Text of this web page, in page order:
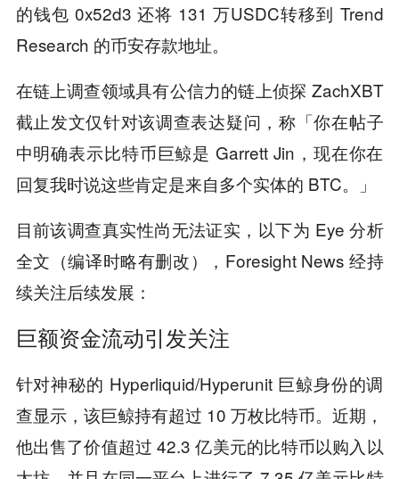
的钱包 0x52d3 还将 131 万USDC转移到 Trend
Research 的币安存款地址。
在链上调查领域具有公信力的链上侦探 ZachXBT
截止发文仅针对该调查表达疑问，称「你在帖子
中明确表示比特币巨鲸是 Garrett Jin，现在你在
回复我时说这些肯定是来自多个实体的 BTC。」
目前该调查真实性尚无法证实，以下为 Eye 分析
全文（编译时略有删改），Foresight News 经持
续关注后续发展：
巨额资金流动引发关注
针对神秘的 Hyperliquid/Hyperunit 巨鲸身份的调
查显示，该巨鲸持有超过 10 万枚比特币。近期，
他出售了价值超过 42.3 亿美元的比特币以购入以